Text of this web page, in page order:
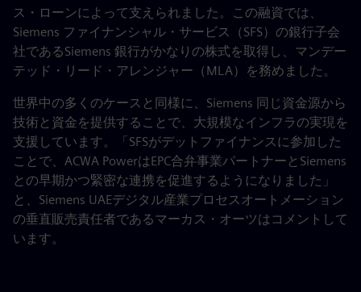
ス・ローンによって支えられました。この融資では、
Siemens ファイナンシャル・サービス（SFS）の銀行子会
社であるSiemens 銀行がかなりの株式を取得し、マンデー
テッド・リード・アレンジャー（MLA）を務めました。
世界中の多くのケースと同様に、Siemens 同じ資金源から
技術と資金を提供することで、大規模なインフラの実現を
支援しています。「SFSがデットファイナンスに参加した
ことで、ACWA PowerはEPC合弁事業パートナーとSiemens
との早期かつ緊密な連携を促進するようになりました」
と、Siemens UAEデジタル産業プロセスオートメーション
の垂直販売責任者であるマーカス・オーツはコメントして
います。